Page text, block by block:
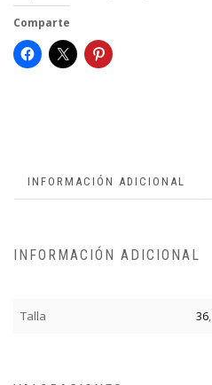
Comparte
INFORMACIÓN ADICIONAL
INFORMACIÓN ADICIONAL
Talla 36,